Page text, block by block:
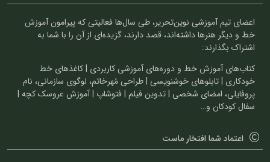
اعضای تیم آموزشی نوین‌تحریر، طی سال‌ها فعالیتی که پیرامون آموزش
خط و دیگر هنرها داشته‌اند، قصد دارند، گزیده‌ای از آن را با شما به
اشتراک بگذارند:
کتاب‌های آموزش خط و دوره‌های آموزشی کاربردی | کاغذهای خط
خودکاری | تابلوهای خوشنویسی | طراحی مُهرخاتم، لوگوی سازمانی، نام
پروفایلی، امضای شخصی | تدوین فیلم | فتوشاپ | آموزش عروسک کچه |
سفال کودکان و…
اعتماد شما افتخار ماست